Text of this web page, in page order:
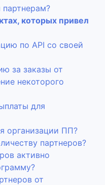
партнерам?
которых привел
по API со своей
за заказы от
некоторого
для
организации ПП?
партнеров?
активно
от